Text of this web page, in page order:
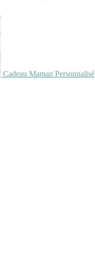
Cadeau Maman Personnalisé